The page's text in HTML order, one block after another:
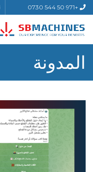
+971 50 544 0730
المدونة